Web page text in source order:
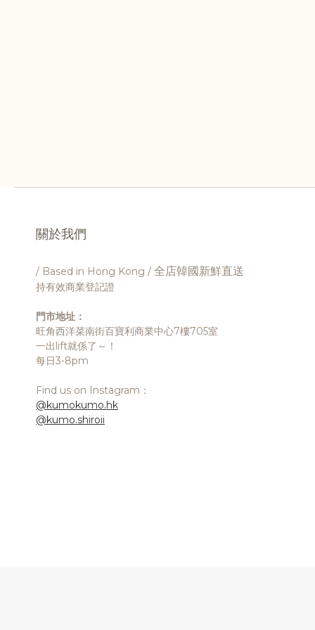
關於我們
/ Based in Hong Kong / 全店韓國新鮮直送
持有效商業登記證
門市地址：
旺角西洋菜南街百寶利商業中心7樓705室
一出lift就係了～！
每日3-8pm
Find us on Instagram：
@kumokumo.hk
@kumo.shiroii